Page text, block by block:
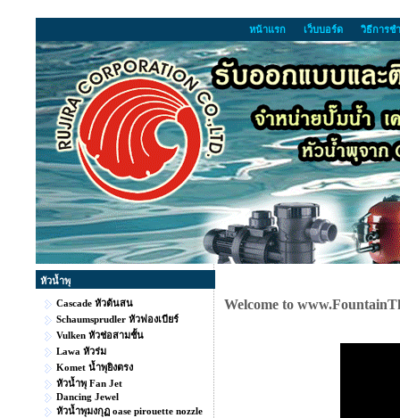
หน้าแรก เว็บบอร์ด วิธีการช
หัวน้ำพุ
Cascade หัวต้นสน
Schaumsprudler หัวฟองเบียร์
Vulken หัวช่อสามชั้น
Lawa หัวร่ม
Komet น้ำพุยิงตรง
หัวน้ำพุ Fan Jet
Dancing Jewel
หัวน้ำพุมงกุฏ oase pirouette nozzle
Welcome to